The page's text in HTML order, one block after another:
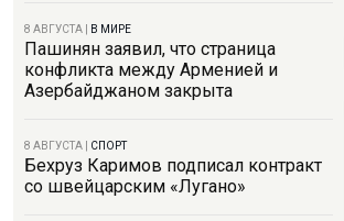
8 АВГУСТА В МИРЕ
Пашинян заявил, что страница
конфликта между Арменией и
Азербайджаном закрыта
8 АВГУСТА СПОРТ
Бехруз Каримов подписал контракт
со швейцарским «Лугано»